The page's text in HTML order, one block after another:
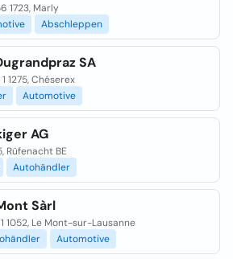
1723, Marly
Abschleppen
SA
1275, Chéserex
Automotive
AG
Rüfenacht BE
Autohändler
Sàrl
1052, Le Mont-sur-Lausanne
Automotive